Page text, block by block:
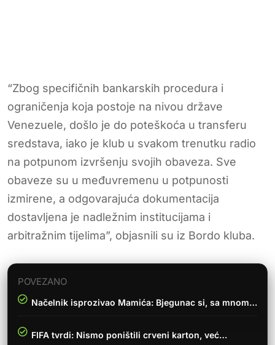
“Zbog specifičnih bankarskih procedura i
ograničenja koja postoje na nivou države
Venezuele, došlo je do poteškoća u transferu
sredstava, iako je klub u svakom trenutku radio
na potpunom izvršenju svojih obaveza. Sve
obaveze su u međuvremenu u potpunosti
izmirene, a odgovarajuća dokumentacija
dostavljena je nadležnim institucijama i
arbitražnim tijelima”, objasnili su iz Bordo kluba.
POVEZANO
Načelnik isprozivao Mamića: Bjegunac si, sa mnom…
FIFA tvrdi: Nismo poništili crveni karton, već…